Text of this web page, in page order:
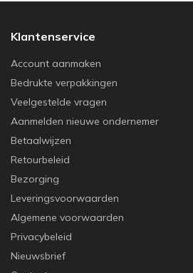
Klantenservice
Account aanmaken
Bedrukte verpakkingen
Veelgestelde vragen
Aanmelden nieuwe ondernemer
Betaalwijzen
Retourbeleid
Bezorging
Leveringsvoorwaarden
Algemene voorwaarden
Privacybeleid
Nieuwsbrief